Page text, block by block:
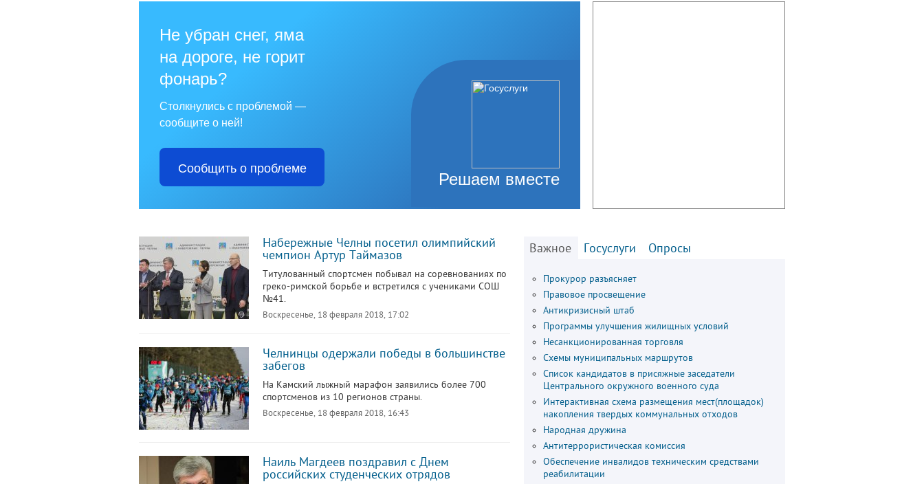
Решаем вместе
Не убран снег, яма
на дороге, не горит
фонарь?
Столкнулись с проблемой —
сообщите о ней!
Сообщить о проблеме
Набережные Челны посетил олимпийский
чемпион Артур Таймазов
Титулованный спортсмен побывал на соревнованиях по
греко-римской борьбе и встретился с учениками СОШ
№41.
Воскресенье, 18 февраля 2018, 17:02
Челнинцы одержали победы в большинстве
забегов
На Камский лыжный марафон заявились более 700
спортсменов из 10 регионов страны.
Воскресенье, 18 февраля 2018, 16:43
Наиль Магдеев поздравил с Днем
российских студенческих отрядов
Важное Госуслуги Опросы
Прокурор разъясняет
Правовое просвещение
Антикризисный штаб
Программы улучшения жилищных условий
Несанкционированная торговля
Схемы муниципальных маршрутов
Список кандидатов в присяжные заседатели
Центрального окружного военного суда
Интерактивная схема размещения мест(площадок)
накопления твердых коммунальных отходов
Народная дружина
Антитеррористическая комиссия
Обеспечение инвалидов техническим средствами
реабилитации